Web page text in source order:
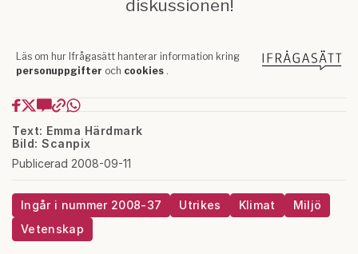
Text: Emma Härdmark
Bild: Scanpix
Publicerad 2008-09-11
Ingår i nummer 2008-37 Utrikes Klimat
Miljö
Vetenskap